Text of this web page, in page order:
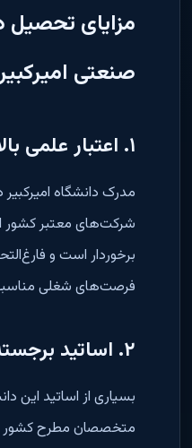
مزایای تحصیل
صنعتی
۱. اعتبار علمی بالا
مدرک دانشگاه
شرکت‌های معتبر کشور
برخوردار است و
فرصت‌های شغلی مناسبی
۲. اساتید برجسته
بسیاری از اساتید این
متخصصان مطرح کشور